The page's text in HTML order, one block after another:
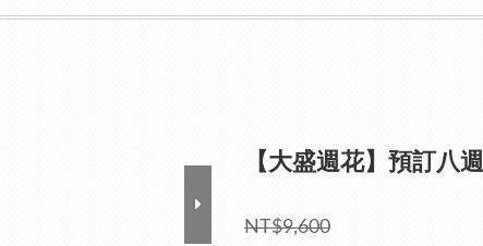
【大盛週花】預訂八週
NT$9,600